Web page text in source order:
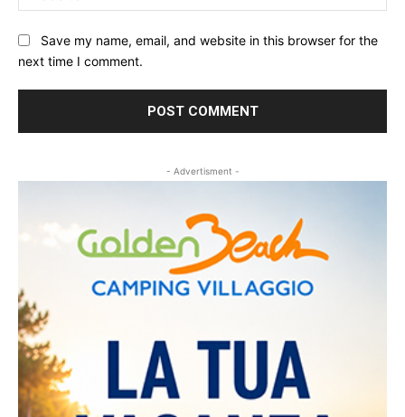
Save my name, email, and website in this browser for the
next time I comment.
- Advertisment -